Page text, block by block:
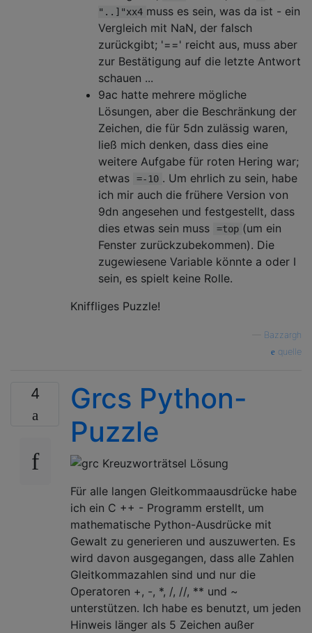
"..]"xx4 muss es sein, was da ist - ein
Vergleich mit NaN, der falsch
zurückgibt; '==' reicht aus, muss aber
zur Bestätigung auf die letzte Antwort
schauen ...
9ac hatte mehrere mögliche
Lösungen, aber die Beschränkung der
Zeichen, die für 5dn zulässig waren,
ließ mich denken, dass dies eine
weitere Aufgabe für roten Hering war;
etwas
=-10 . Um ehrlich zu sein, habe
ich mir auch die frühere Version von
9dn angesehen und festgestellt, dass
dies etwas sein muss
=top (um ein
Fenster zurückzubekommen). Die
zugewiesene Variable könnte a oder I
sein, es spielt keine Rolle.
Kniffliges Puzzle!
Bazzargh
quelle
4
Grcs Python-
Puzzle
Für alle langen Gleitkommaausdrücke habe
ich ein C ++ - Programm erstellt, um
mathematische Python-Ausdrücke mit
Gewalt zu generieren und auszuwerten. Es
wird davon ausgegangen, dass alle Zahlen
Gleitkommazahlen sind und nur die
Operatoren +, -, *, /, //, ** und ~
unterstützen. Ich habe es benutzt, um jeden
Hinweis länger als 5 Zeichen außer